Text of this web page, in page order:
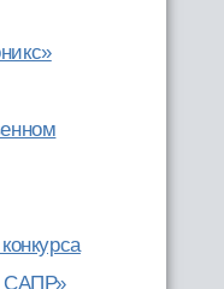
САПР»